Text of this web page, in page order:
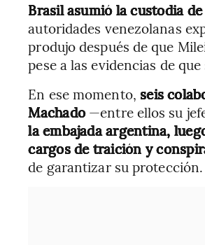
Brasil asumió la custodia
autoridades venezolanas
produjo después de que
pese a las evidencias de
En ese momento, seis
Machado—entre ellos su
la embajada argentina,
cargos de traición y
de garantizar su protección.